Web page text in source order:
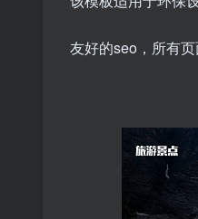
友好的seo，所有